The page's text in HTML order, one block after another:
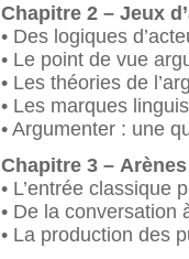
Chapitre 2 – Jeux
• Des logiques
• Le point de vue
• Les théories de
• Les marques
• Argumenter : une
Chapitre 3 –
• L’entrée classique
• De la conversation
• La production des